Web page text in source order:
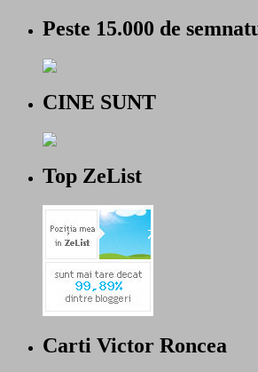
Peste 15.000 de
CINE SUNT
Top ZeList
Carti Victor Roncea